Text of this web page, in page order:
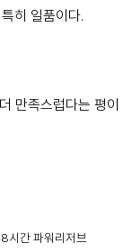
히 일품이다.
만족스럽다는 평이
간 파워리저브